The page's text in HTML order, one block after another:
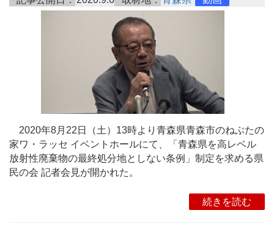
2020年8月22日（土）13時より青森県青森市のねぶたの
家ワ・ラッセ イベントホールにて、「青森県を高レベル
放射性廃棄物の最終処分地としない条例」制定を求める県
民の会 記者会見が開かれた。
続きを読む